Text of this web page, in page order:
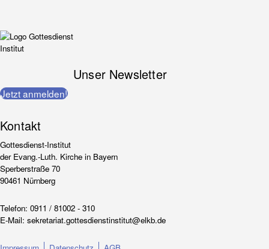
Unser Newsletter
Jetzt anmelden!
Kontakt
Gottesdienst-Institut
der Evang.-Luth. Kirche in Bayern
Sperberstraße 70
90461 Nürnberg
Telefon: 0911 / 81002 - 310
E-Mail: sekretariat.gottesdienstinstitut@elkb.de